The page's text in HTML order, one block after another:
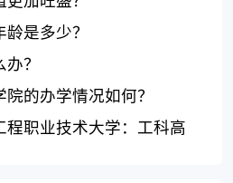
是多少？
？
的办学情况如何？
职业技术大学：工科高